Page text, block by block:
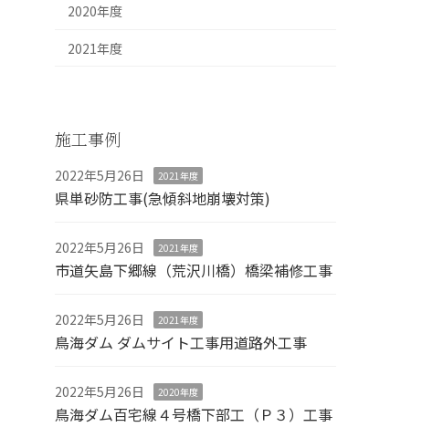
2020年度
2021年度
施工事例
2022年5月26日 2021年度
県単砂防工事(急傾斜地崩壊対策)
2022年5月26日 2021年度
市道矢島下郷線（荒沢川橋）橋梁補修工事
2022年5月26日 2021年度
鳥海ダム ダムサイト工事用道路外工事
2022年5月26日 2020年度
鳥海ダム百宅線４号橋下部工（Ｐ３）工事